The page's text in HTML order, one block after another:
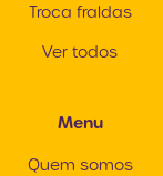
Troca fraldas
Ver todos
Menu
Quem somos